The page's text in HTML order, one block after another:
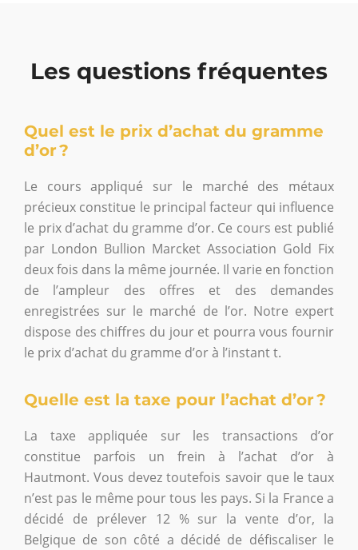
Les questions fréquentes
Quel est le prix d’achat du gramme
d’or ?
Le cours appliqué sur le marché des métaux
précieux constitue le principal facteur qui influence
le prix d’achat du gramme d’or. Ce cours est publié
par London Bullion Marcket Association Gold Fix
deux fois dans la même journée. Il varie en fonction
de l’ampleur des offres et des demandes
enregistrées sur le marché de l’or. Notre expert
dispose des chiffres du jour et pourra vous fournir
le prix d’achat du gramme d’or à l’instant t.
Quelle est la taxe pour l’achat d’or ?
La taxe appliquée sur les transactions d’or
constitue parfois un frein à l’achat d’or à
Hautmont. Vous devez toutefois savoir que le taux
n’est pas le même pour tous les pays. Si la France a
décidé de prélever 12 % sur la vente d’or, la
Belgique de son côté a décidé de défiscaliser le